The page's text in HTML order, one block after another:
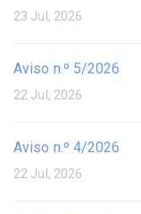
23 Jul, 2026
Aviso n.º 5/2026
22 Jul, 2026
Aviso n.º 4/2026
22 Jul, 2026